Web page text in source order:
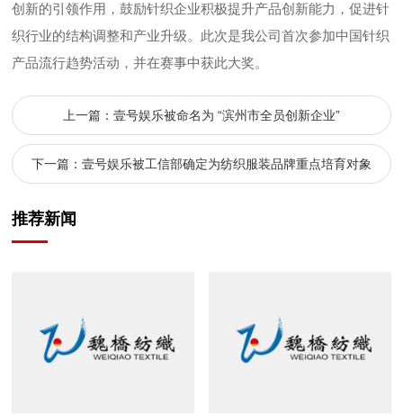
创新的引领作用，鼓励针织企业积极提升产品创新能力，促进针
织行业的结构调整和产业升级。此次是我公司首次参加中国针织
产品流行趋势活动，并在赛事中获此大奖。
上一篇：壹号娱乐被命名为 “滨州市全员创新企业”
下一篇：壹号娱乐被工信部确定为纺织服装品牌重点培育对象
推荐新闻